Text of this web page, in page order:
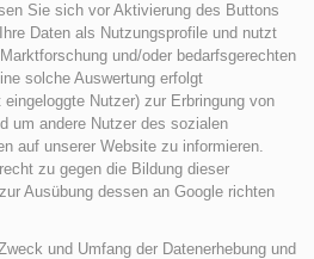
Sie sich vor Aktivierung des Buttons
Daten als Nutzungsprofile und nutzt
und/oder bedarfsgerechten
solche Auswertung erfolgt
Nutzer) zur Erbringung von
um andere Nutzer des sozialen
auf unserer Website zu informieren.
zu gegen die Bildung dieser
Ausübung dessen an Google richten
und Umfang der Datenerhebung und